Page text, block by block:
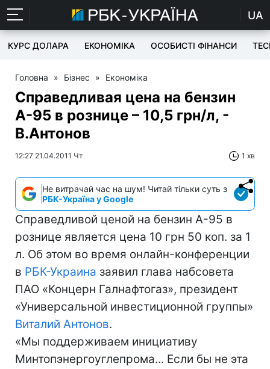
UA
КУРС ДОЛАРА ЕКОНОМІКА ОСОБИСТІ ФІНАНСИ
Головна » Бізнес » Економіка
Справедливая цена на бензин
А-95 в рознице – 10,5 грн/л, -
В.Антонов
12:27 21.04.2011 Чт 1 хв
Не витрачай час на шум! Читай тільки суть з
РБК-Україна у Google
Справедливой ценой на бензин А-95 в
рознице является цена 10 грн 50 коп. за 1
л. Об этом во время онлайн-конференции
в РБК-Украина заявил глава набсовета
ПАО «Концерн Галнафтогаз», президент
«Универсальной инвестиционной группы»
Виталий Антонов.
«Мы поддерживаем инициативу
Минтопэнергоуглепрома... Если бы не эта